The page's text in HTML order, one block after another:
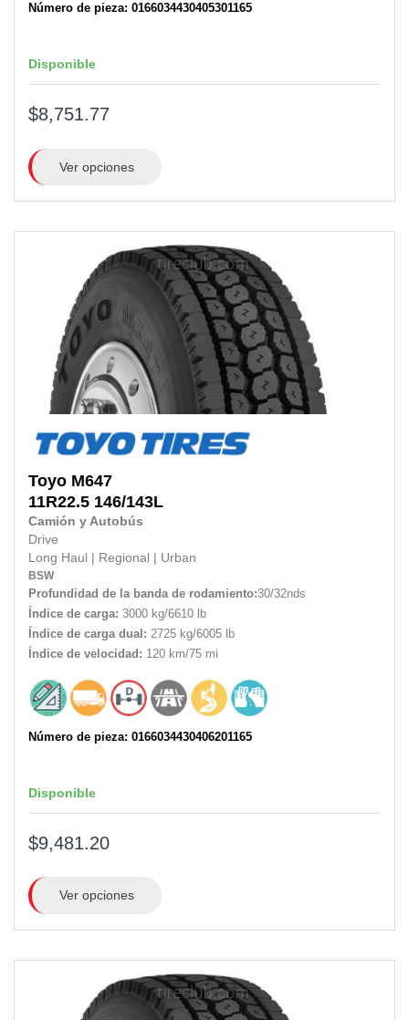
Número de pieza: 0166034430405301165
Disponible
$8,751.77
Ver opciones
Toyo M647
11R22.5 146/143L
Camión y Autobús
Drive
Long Haul
Regional Urban
BSW
Profundidad de la banda de rodamiento:30/32nds
Índice de carga: 3000 kg/6610 lb
Índice de carga dual: 2725 kg/6005 lb
Índice de velocidad: 120 km/75 mi
Número de pieza: 0166034430406201165
Disponible
$9,481.20
Ver opciones